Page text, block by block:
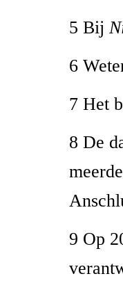
5 Bij
6
7 Het
8 De
9 Op